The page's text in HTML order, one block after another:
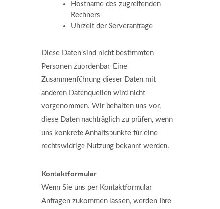
Hostname des zugreifenden
Rechners
Uhrzeit der Serveranfrage
Diese Daten sind nicht bestimmten
Personen zuordenbar. Eine
Zusammenführung dieser Daten mit
anderen Datenquellen wird nicht
vorgenommen. Wir behalten uns vor,
diese Daten nachträglich zu prüfen, wenn
uns konkrete Anhaltspunkte für eine
rechtswidrige Nutzung bekannt werden.
Kontaktformular
Wenn Sie uns per Kontaktformular
Anfragen zukommen lassen, werden Ihre